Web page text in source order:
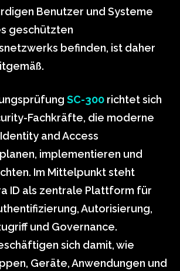
Benutzer und Systeme
geschützten
befinden, ist daher
SC-300 richtet sich
Fachkräfte, die moderne
and Access
implementieren und
Im Mittelpunkt steht
ID als zentrale Plattform für
Autorisierung,
und Governance.
sich damit, wie
Geräte, Anwendungen und